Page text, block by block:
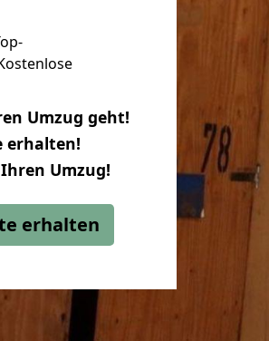
Umzug geht!
erhalten!
Umzug!
erhalten